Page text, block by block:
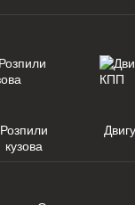
Розпили
кузова